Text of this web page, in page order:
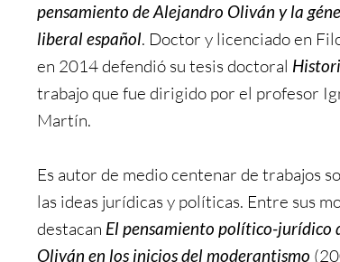
pensamiento de Alejandro Oliván y la
liberal español. Doctor y licenciado en
en 2014 defendió su tesis doctoral
trabajo que fue dirigido por el profesor
Martín.
Es autor de medio centenar de trabajos
las ideas jurídicas y políticas. Entre sus
destacan El pensamiento político-jurídico
Oliván en los inicios del moderantismo